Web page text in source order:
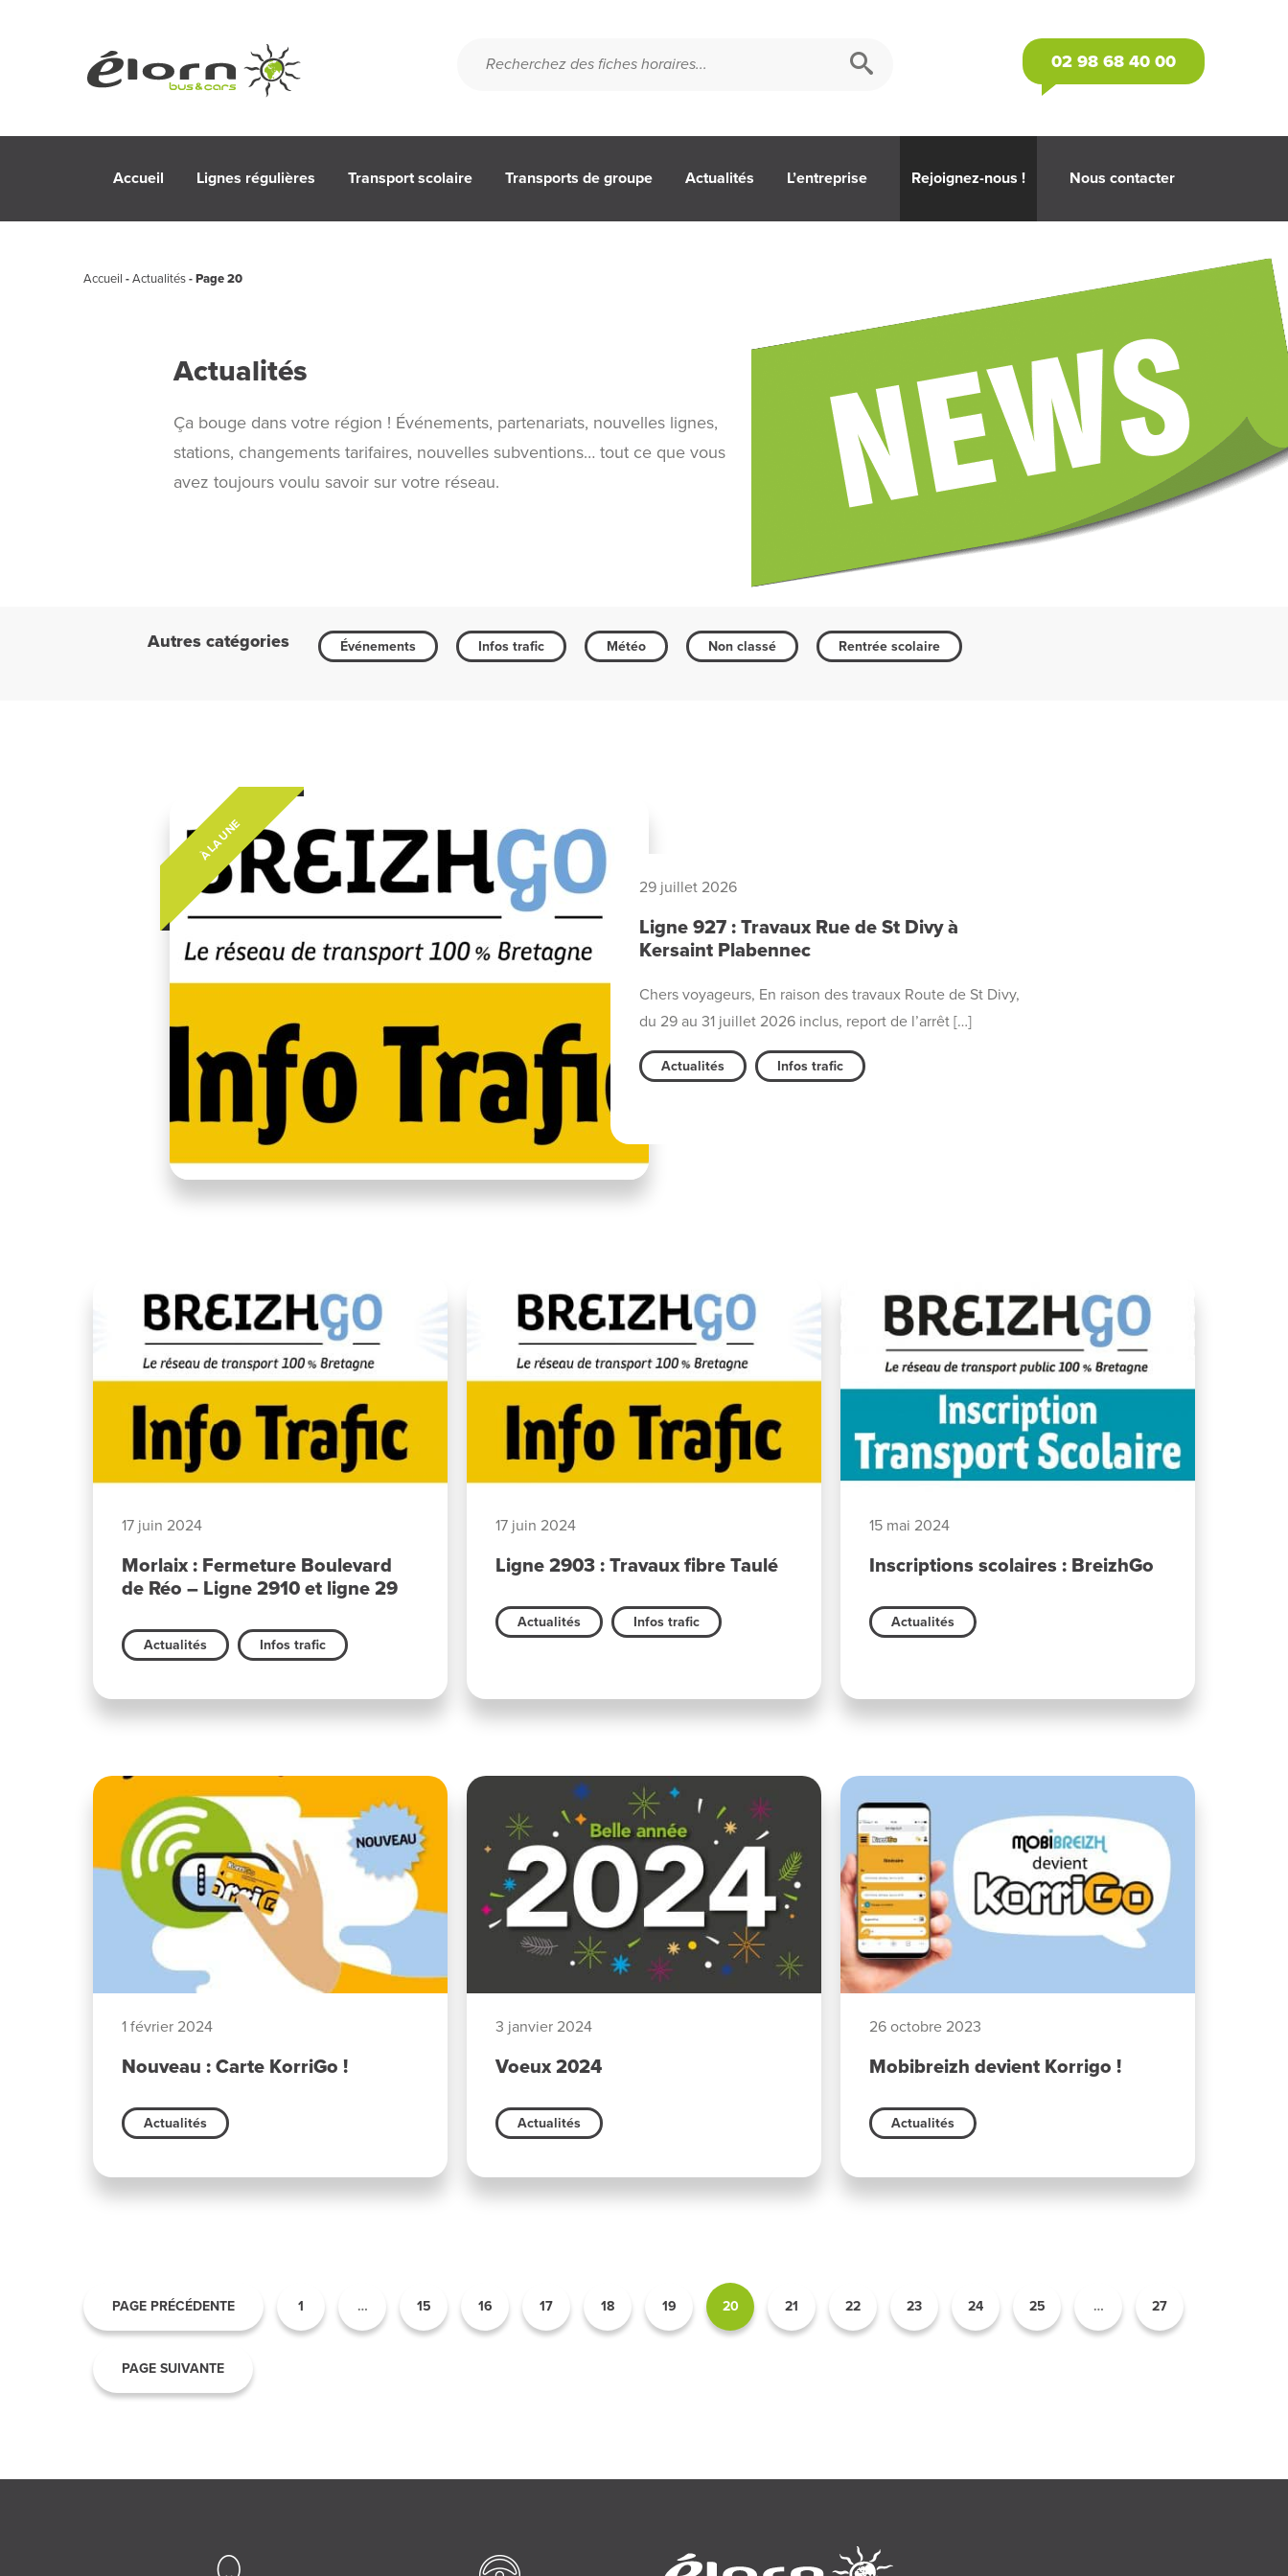
02 98 68 40 00
Accueil Lignes régulières Transport scolaire Transports de groupe Actualités L’entreprise Rejoignez-nous ! Nous contacter
Accueil -Actualités-Page 20
Actualités
Ça bouge dans votre région ! Événements, partenariats, nouvelles lignes,
stations, changements tarifaires, nouvelles subventions… tout ce que vous
avez toujours voulu savoir sur votre réseau.
Autres catégories Événements Infos trafic Météo Non classé Rentrée scolaire
À LA UNE
29 juillet 2026
Ligne 927 : Travaux Rue de St Divy à
Kersaint Plabennec
Chers voyageurs, En raison des travaux Route de St Divy,
du 29 au 31 juillet 2026 inclus, report de l’arrêt […]
Actualités Infos trafic
17 juin 2024
Morlaix : Fermeture Boulevard
de Réo – Ligne 2910 et ligne 29
Actualités Infos trafic
17 juin 2024
Ligne 2903 : Travaux fibre Taulé
Actualités Infos trafic
15 mai 2024
Inscriptions scolaires : BreizhGo
Actualités
1 février 2024
Nouveau : Carte KorriGo !
Actualités
3 janvier 2024
Voeux 2024
Actualités
26 octobre 2023
Mobibreizh devient Korrigo !
Actualités
PAGE PRÉCÉDENTE 1 … 15 16 17 18 19 20 21 22 23 24 25 … 27
PAGE SUIVANTE